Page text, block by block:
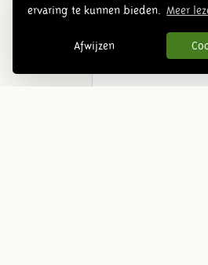
ervaring te kunnen bieden.
Meer
Afwijzen
Mittelalter